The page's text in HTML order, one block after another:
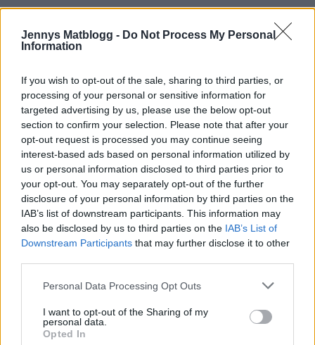
Jennys Matblogg - Do Not Process My Personal
Information
If you wish to opt-out of the sale, sharing to third parties, or
processing of your personal or sensitive information for
targeted advertising by us, please use the below opt-out
section to confirm your selection. Please note that after your
opt-out request is processed you may continue seeing
interest-based ads based on personal information utilized by
us or personal information disclosed to third parties prior to
your opt-out. You may separately opt-out of the further
disclosure of your personal information by third parties on the
IAB’s list of downstream participants. This information may
also be disclosed by us to third parties on the IAB’s List of
Downstream Participants that may further disclose it to other
Personal Data Processing Opt Outs
I want to opt-out of the Sharing of my
personal data.
Opted In
Prenumerera Logga in
{} [+]
COMMENTS
äldsta
Matro_Sara
10 år sedan